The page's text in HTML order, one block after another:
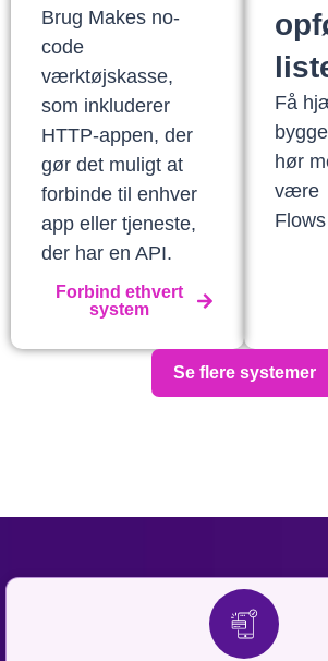
Brug Makes no-
code
værktøjskasse,
som inkluderer
HTTP-appen, der
gør det muligt at
forbinde til enhver
app eller tjeneste,
der har en API.
Forbind ethvert
system
Få
hør
være
Se flere systemer